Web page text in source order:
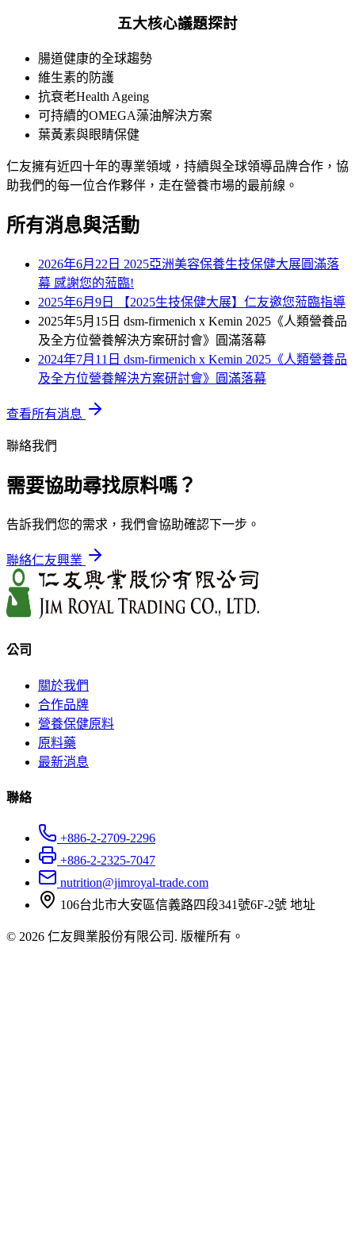
五大核心議題探討
腸道健康的全球趨勢
維生素的防護
抗衰老Health Ageing
可持續的OMEGA藻油解決方案
葉黃素與眼睛保健
仁友擁有近四十年的專業領域，持續與全球領導品牌合作，協
助我們的每一位合作夥伴，走在營養市場的最前線。
所有消息與活動
2026年6月22日 2025亞洲美容保養生技保健大展圓滿落
幕 感謝您的蒞臨!
2025年6月9日
【2025生技保健大展】仁友邀您蒞臨指導
2025年5月15日 dsm-firmenich x Kemin 2025《人類營養品
及全方位營養解決方案研討會》圓滿落幕
2024年7月11日 dsm-firmenich x Kemin 2025《人類營養品
及全方位營養解決方案研討會》圓滿落幕
查看所有消息
聯絡我們
需要協助尋找原料嗎？
告訴我們您的需求，我們會協助確認下一步。
聯絡仁友興業
公司
關於我們
合作品牌
營養保健原料
原料藥
最新消息
聯絡
+886-2-2709-2296
+886-2-2325-7047
nutrition@jimroyal-trade.com
106台北市大安區信義路四段341號6F-2號 地址
© 2026 仁友興業股份有限公司. 版權所有。